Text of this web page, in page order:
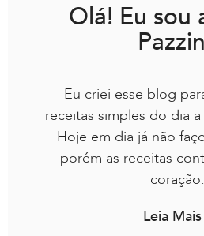
Olá! Eu sou
Eu criei esse blog
receitas simples do dia
Hoje em dia já não
porém as receitas
coração.
Leia